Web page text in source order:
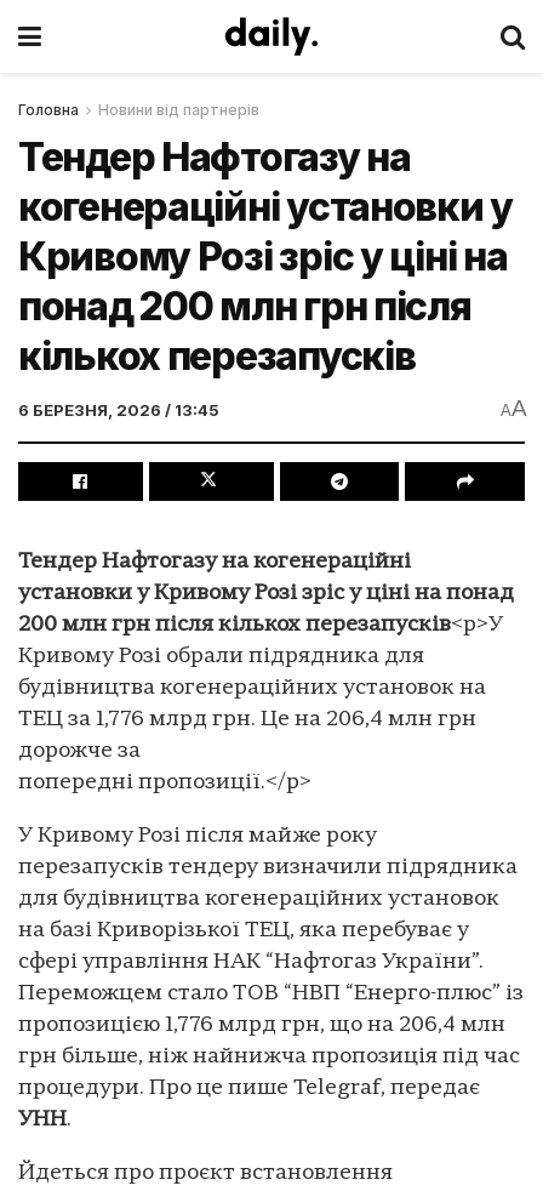
Головна Новини від партнерів
Тендер Нафтогазу на
когенераційні установки у
Кривому Розі зріс у ціні на
понад 200 млн грн після
кількох перезапусків
6 БЕРЕЗНЯ, 2026 / 13:45 AA
Тендер Нафтогазу на когенераційні
установки у Кривому Розі зріс у ціні на понад
200 млн грн після кількох перезапусків<p>У
Кривому Розі обрали підрядника для
будівництва когенераційних установок на
ТЕЦ за 1,776 млрд грн. Це на 206,4 млн грн
дорожче за
попередні пропозиції.</p>
У Кривому Розі після майже року
перезапусків тендеру визначили підрядника
для будівництва когенераційних установок
на базі Криворізької ТЕЦ, яка перебуває у
сфері управління НАК “Нафтогаз України”.
Переможцем стало ТОВ “НВП “Енерго-плюс” із
пропозицією 1,776 млрд грн, що на 206,4 млн
грн більше, ніж найнижча пропозиція під час
процедури. Про це пише Telegraf, передає
УНН.
Йдеться про проєкт встановлення